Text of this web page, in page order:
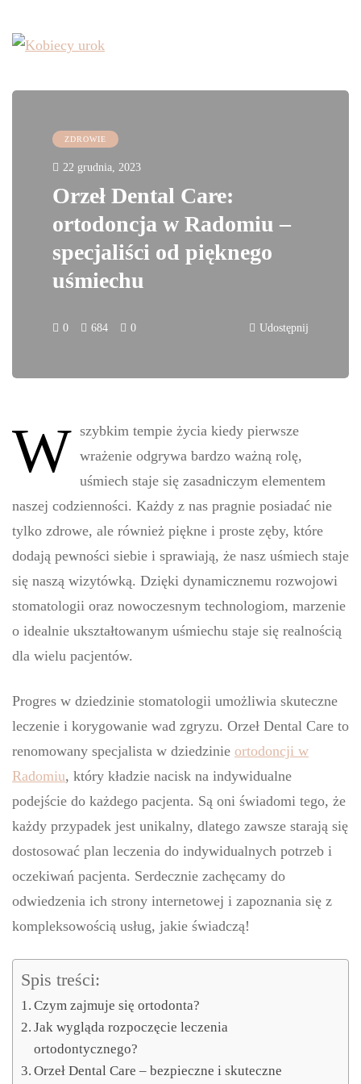
ZDROWIE
22 grudnia, 2023
Orzeł Dental Care:
ortodoncja w Radomiu –
specjaliści od pięknego
uśmiechu
0 684 0 Udostępnij
W szybkim tempie życia kiedy pierwsze
wrażenie odgrywa bardzo ważną rolę,
uśmiech staje się zasadniczym elementem
naszej codzienności. Każdy z nas pragnie posiadać nie
tylko zdrowe, ale również piękne i proste zęby, które
dodają pewności siebie i sprawiają, że nasz uśmiech staje
się naszą wizytówką. Dzięki dynamicznemu rozwojowi
stomatologii oraz nowoczesnym technologiom, marzenie
o idealnie ukształtowanym uśmiechu staje się realnością
dla wielu pacjentów.
Progres w dziedzinie stomatologii umożliwia skuteczne
leczenie i korygowanie wad zgryzu. Orzeł Dental Care to
renomowany specjalista w dziedzinie ortodoncji w
Radomiu, który kładzie nacisk na indywidualne
podejście do każdego pacjenta. Są oni świadomi tego, że
każdy przypadek jest unikalny, dlatego zawsze starają się
dostosować plan leczenia do indywidualnych potrzeb i
oczekiwań pacjenta. Serdecznie zachęcamy do
odwiedzenia ich strony internetowej i zapoznania się z
kompleksowością usług, jakie świadczą!
Spis treści:
Czym zajmuje się ortodonta?
Jak wygląda rozpoczęcie leczenia
ortodontycznego?
Orzeł Dental Care – bezpieczne i skuteczne